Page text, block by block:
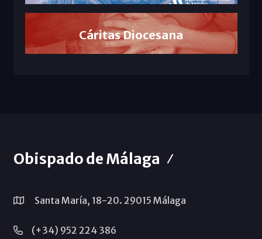
Cáritas Diocesana
Obispado de Málaga
Santa María, 18-20. 29015 Málaga
(+34) 952 224 386